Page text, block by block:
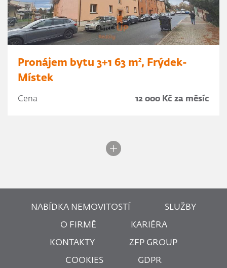
Pronájem bytu 3+1 63 m², Frýdek-
Místek
Cena 12 000 Kč za měsíc
NABÍDKA NEMOVITOSTÍ SLUŽBY
O FIRMĚ KARIÉRA
KONTAKTY ZFP GROUP
COOKIES GDPR